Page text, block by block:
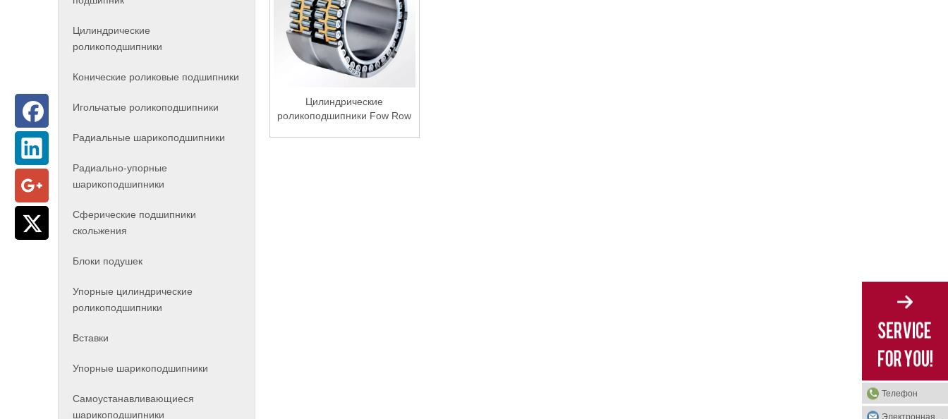
Цилиндрические
роликоподшипники
Конические роликовые подшипники
Игольчатые роликоподшипники
Радиальные шарикоподшипники
Радиально-упорные
шарикоподшипники
Сферические подшипники
скольжения
Блоки подушек
Упорные цилиндрические
роликоподшипники
Вставки
Упорные шарикоподшипники
Самоустанавливающиеся
шарикоподшипники
Цилиндрические
роликоподшипники Fow Row
Телефон